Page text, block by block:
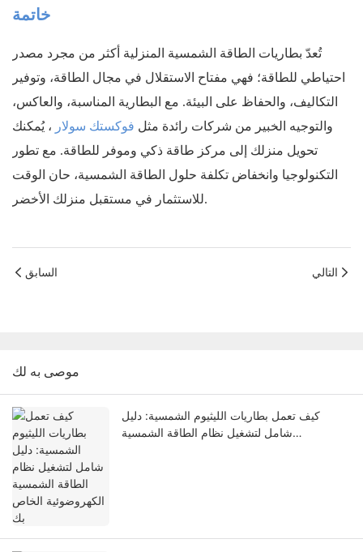
خاتمة
تُعدّ بطاريات الطاقة الشمسية المنزلية أكثر من مجرد مصدر
احتياطي للطاقة؛ فهي مفتاح الاستقلال في مجال الطاقة، وتوفير
التكاليف، والحفاظ على البيئة. مع البطارية المناسبة، والعاكس،
والتوجيه الخبير من شركات رائدة مثل فوكستك سولار ، يُمكنك
تحويل منزلك إلى مركز طاقة ذكي وموفر للطاقة. مع تطور
التكنولوجيا وانخفاض تكلفة حلول الطاقة الشمسية، حان الوقت
للاستثمار في مستقبل منزلك الأخضر.
السابق التالي
موصى به لك
كيف تعمل بطاريات الليثيوم الشمسية: دليل
شامل لتشغيل نظام الطاقة الشمسية